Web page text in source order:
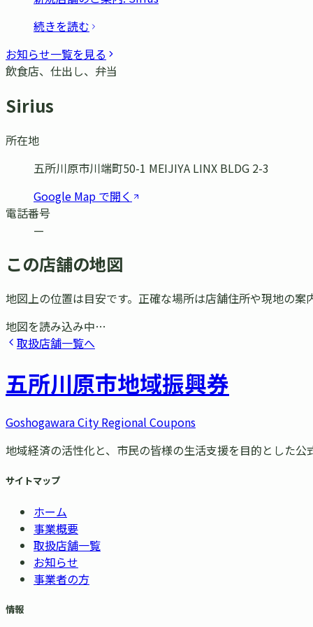
続きを読む
お知らせ一覧を見る
飲食店、仕出し、弁当
Sirius
所在地
五所川原市川端町50-1 MEIJIYA LINX BLDG 2-3
Google Map で開く
電話番号
—
この店舗の地図
地図上の位置は目安です。正確な場所は店舗住所や現地の案
地図を読み込み中…
取扱店舗一覧へ
五所川原市地域振興券
Goshogawara City Regional Coupons
地域経済の活性化と、市民の皆様の生活支援を目的とした公
サイトマップ
ホーム
事業概要
取扱店舗一覧
お知らせ
事業者の方
情報